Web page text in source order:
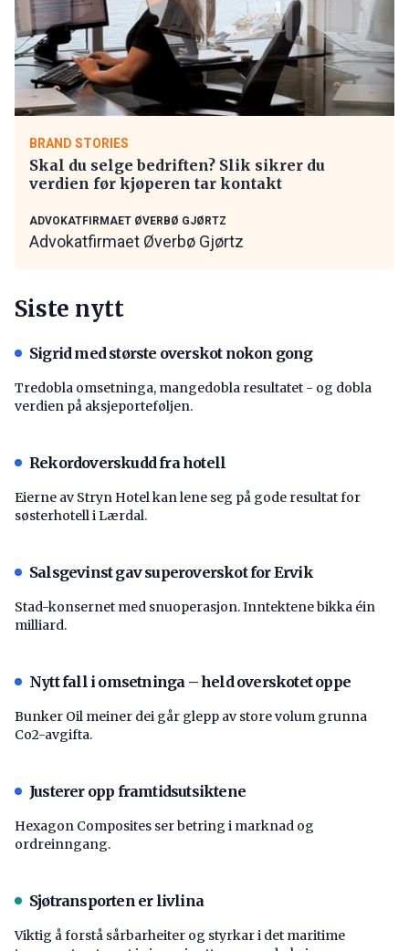
BRAND STORIES
Skal du selge bedriften? Slik sikrer du
verdien før kjøperen tar kontakt
ADVOKATFIRMAET ØVERBØ GJØRTZ
Advokatfirmaet Øverbø Gjørtz
Siste nytt
Sigrid med største overskot nokon gong
Tredobla omsetninga, mangedobla resultatet - og dobla
verdien på aksjeporteføljen.
Rekordoverskudd fra hotell
Eierne av Stryn Hotel kan lene seg på gode resultat for
søsterhotell i Lærdal.
Salsgevinst gav superoverskot for Ervik
Stad-konsernet med snuoperasjon. Inntektene bikka éin
milliard.
Nytt fall i omsetninga – held overskotet oppe
Bunker Oil meiner dei går glepp av store volum grunna
Co2-avgifta.
Justerer opp framtidsutsiktene
Hexagon Composites ser betring i marknad og
ordreinngang.
Sjøtransporten er livlina
Viktig å forstå ­sårbarheiter og styrkar i det maritime